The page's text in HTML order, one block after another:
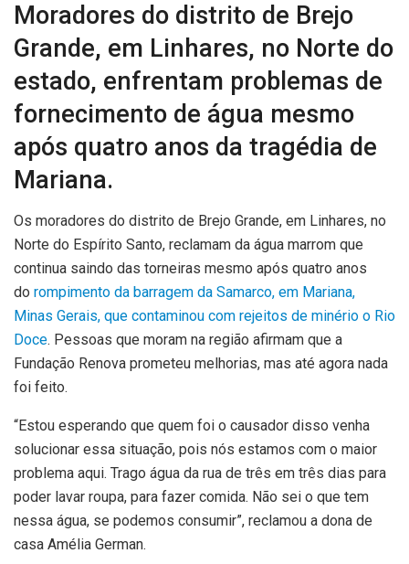
Moradores do distrito de Brejo
Grande, em Linhares, no Norte do
estado, enfrentam problemas de
fornecimento de água mesmo
após quatro anos da tragédia de
Mariana.
Os moradores do distrito de Brejo Grande, em Linhares, no
Norte do Espírito Santo, reclamam da água marrom que
continua saindo das torneiras mesmo após quatro anos
do rompimento da barragem da Samarco, em Mariana,
Minas Gerais, que contaminou com rejeitos de minério o Rio
Doce. Pessoas que moram na região afirmam que a
Fundação Renova prometeu melhorias, mas até agora nada
foi feito.
“Estou esperando que quem foi o causador disso venha
solucionar essa situação, pois nós estamos com o maior
problema aqui. Trago água da rua de três em três dias para
poder lavar roupa, para fazer comida. Não sei o que tem
nessa água, se podemos consumir”, reclamou a dona de
casa Amélia German.